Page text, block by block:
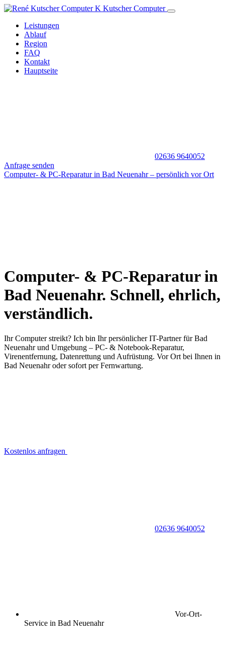
K KutscherComputer
Leistungen
Ablauf
Region
FAQ
Kontakt
Hauptseite
02636 9640052
Anfrage senden
Computer- & PC-Reparatur in Bad Neuenahr – persönlich vor Ort
Computer- & PC-Reparaturin
Bad Neuenahr. Schnell, ehrlich,
verständlich.
Ihr Computer streikt? Ich bin Ihr persönlicher IT-Partner für Bad
Neuenahr und Umgebung – PC- & Notebook-Reparatur,
Virenentfernung, Datenrettung und Aufrüstung. Vor Ort bei Ihnen in
Bad Neuenahr oder sofort per Fernwartung.
Kostenlos anfragen
02636 9640052
Vor-Ort-
Service in Bad Neuenahr